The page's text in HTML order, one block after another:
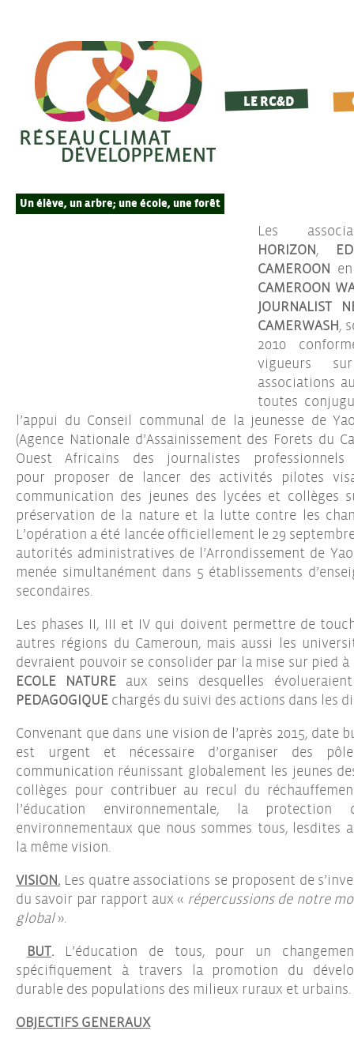
LE RC&D
Un élève, un arbre; une école, une forêt
Les
HORIZON,
CAMEROON
CAMEROON
JOURNALIST
CAMERWASH,
2010
vigueurs
associations
toutes
l’appui du Conseil communal de la jeunesse de
(Agence Nationale d’Assainissement des Forets du
Ouest Africains des journalistes professionnels
pour proposer de lancer des activités pilotes
communication des jeunes des lycées et collèges
préservation de la nature et la lutte contre les
L’opération a été lancée officiellement le 29
autorités administratives de l’Arrondissement de
menée simultanément dans 5 établissements
secondaires.
Les phases II, III et IV qui doivent permettre de
autres régions du Cameroun, mais aussi les
devraient pouvoir se consolider par la mise sur pied à
ECOLE NATURE aux seins desquelles
PEDAGOGIQUE chargés du suivi des actions dans les
Convenant que dans une vision de l’après 2015, date
est urgent et nécessaire d’organiser des
communication réunissant globalement les jeunes
collèges pour contribuer au recul du
l’éducation environnementale, la protection
environnementaux que nous sommes tous, lesdites
la même vision.
VISION. Les quatre associations se proposent de
du savoir par rapport aux « répercussions de notre
global».
BUT.
L’éducation de tous, pour un
spécifiquement à travers la promotion du
durable des populations des milieux ruraux et urbains.
OBJECTIFS GENERAUX